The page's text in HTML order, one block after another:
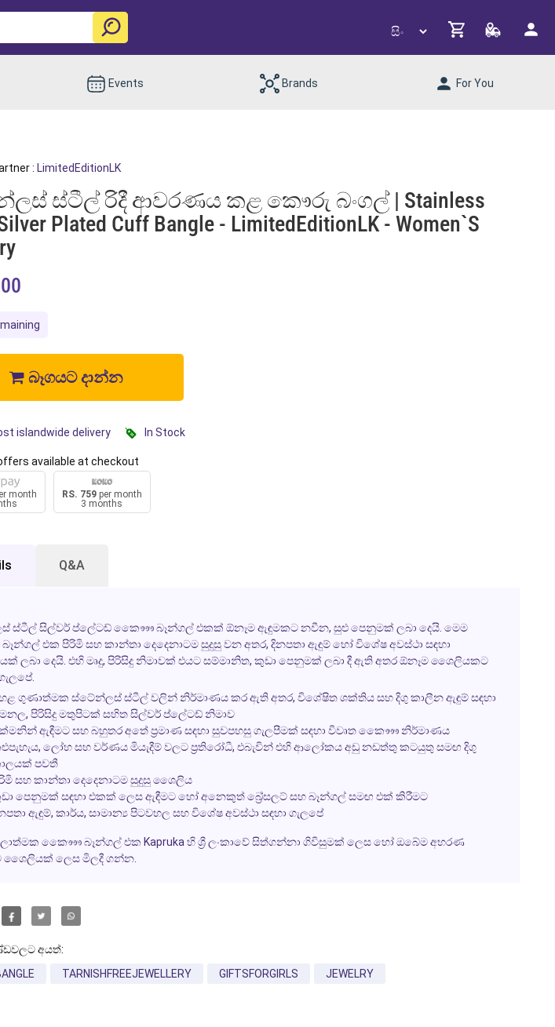
Events Brands For You
: LimitedEditionLK
ස්ටීල් රිදී ආවරණය කළ කෞරු බංගල් | Stainless
Plated Cuff Bangle - LimitedEditionLK - Women`s
බෑගයට දාන්න
islandwide delivery In Stock
available at checkout
month
RS. 759per month
3 months
Q&A
ස්ටීල් සිල්වර් ප්ලේටඩ් කෞෟෞ බෑන්ගල් එකක් ඕනෑම ඇඳුමකට නවීන, සුළු පෙනුමක් ලබා දෙයි. මෙම
බෑන්ගල් එක පිරිමි සහ කාන්තා දෙදෙනාටම සුදුසු වන අතර, දිනපතා ඇඳුම් හෝ විශේෂ අවස්ථා සඳහා
ලබා දෙයි. එහි මෘදු, පිරිසිදු නිමාවක් එයට සම්මානිත, කුඩා පෙනුමක් ලබා දී ඇති අතර ඕනෑම ශෛලියකට
ගුණාත්මක ස්ටේන්ලස් ස්ටීල් වලින් නිර්මාණය කර ඇති අතර, විශේෂිත ශක්තිය සහ දිගු කාලීන ඇඳුම් සඳහා
පිරිසිදු මතුපිටක් සහිත සිල්වර් ප්ලේටඩ් නිමාව
ඇඳීමට සහ බහුතර අතේ ප්‍රමාණ සඳහා සුවපහසු ගැලපීමක් සඳහා විවෘත කෞෟෞ නිර්මාණය
ලෝහ සහ වර්ණය මියැදීම් වලට ප්‍රතිරෝධී, එබැවින් එහි ආලෝකය අඩු නඩත්තු කටයුතු සමඟ දිගු
පවතී
සහ කාන්තා දෙදෙනාටම සුදුසු ශෛලිය
පෙනුමක් සඳහා එකක් ලෙස ඇඳීමට හෝ අනෙකුත්බ්‍රේසලට්සහබෑන්ගල්සමඟ එක් කිරීමට
ඇඳුම්, කාර්ය, සාමාන්‍ය පිටවහල සහ විශේෂ අවස්ථා සඳහා ගැලපේ
කෞෟෞ බෑන්ගල් එක Kapruka හි ශ්‍රී ලංකාවේ සිත්ගන්නා ගිවිසුමක් ලෙස හෝ ඔබේමඅභරණ
ශෛලියක් ලෙස මිලදී ගන්න.
අයත්:
TARNISHFREEJEWELLERY GIFTSFORGIRLS JEWELRY